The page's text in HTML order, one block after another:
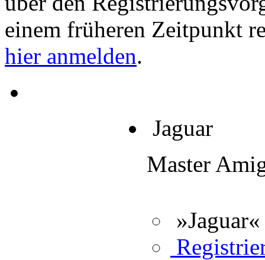
einem früheren Zeitpunkt
hier anmelden.
Jaguar
Master